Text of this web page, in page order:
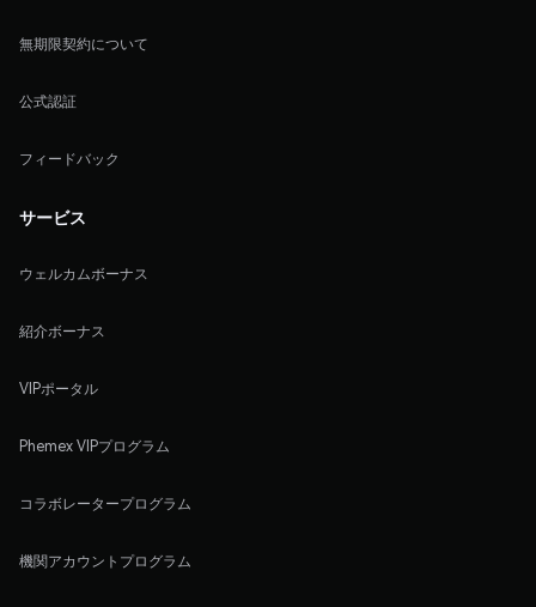
無期限契約について
公式認証
フィードバック
サービス
ウェルカムボーナス
紹介ボーナス
VIPポータル
Phemex VIPプログラム
コラボレータープログラム
機関アカウントプログラム